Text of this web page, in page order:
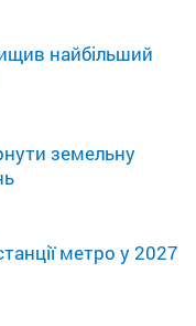
найбільший
земельну
метро у 2027